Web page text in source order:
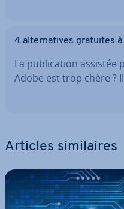
4 al­ter­na­tives gratuites à
La pu­bli­ca­tion assistée
Adobe est trop chère ?
Articles si­mi­laires